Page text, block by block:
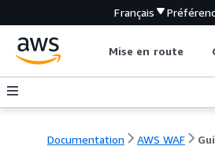
Français
Mise en route
Documentation AWS WAF